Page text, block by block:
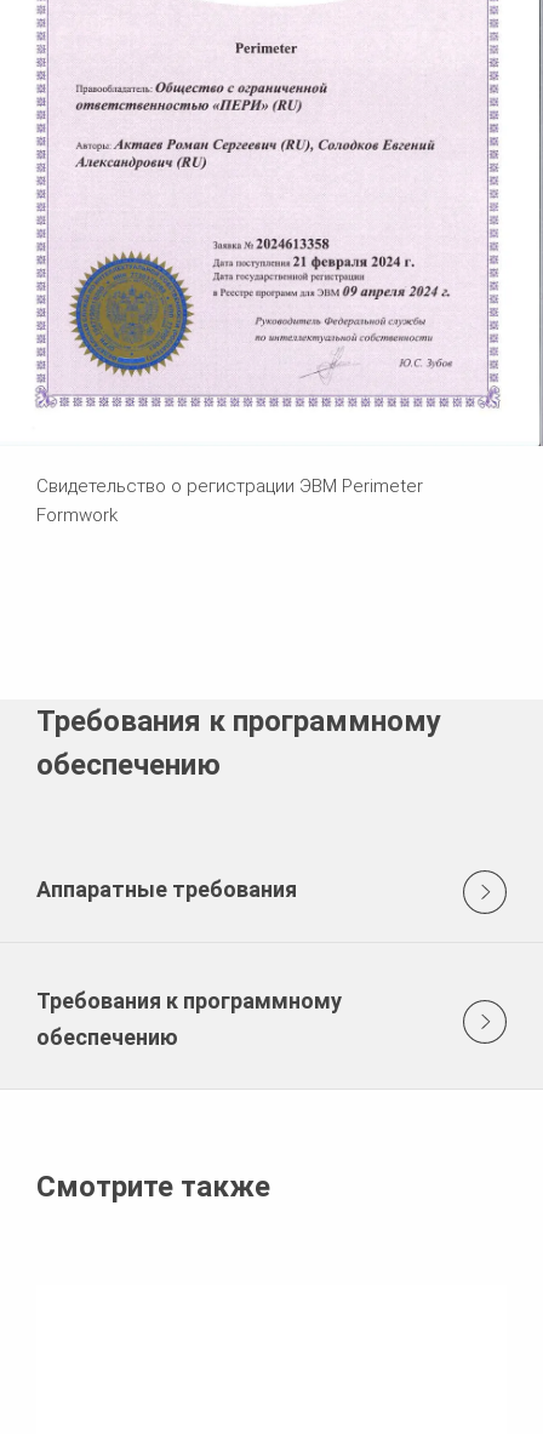
Свидетельство о регистрации ЭВМ Perimeter
Formwork
Требования к программному
обеспечению
Аппаратные требования
Требования к программному
обеспечению
Смотрите также